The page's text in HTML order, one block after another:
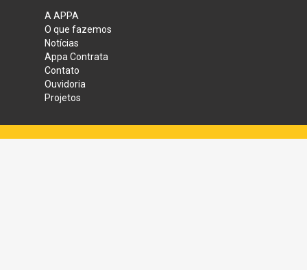
A APPA
O que fazemos
Notícias
Appa Contrata
Contato
Ouvidoria
Projetos